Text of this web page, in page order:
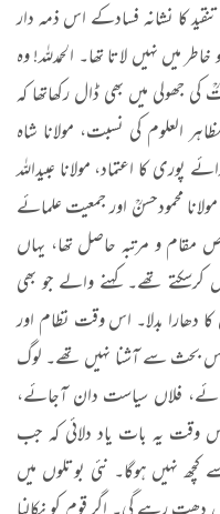
کا نشانہ فسادکے اس ذمہ دار
میں نہیں لاتا تھا۔ الحمدللہ! وہ
جھولی میں بھی ڈال رکھاتھا کہ
العلوم کی نسبت، مولانا شاہ
پوری کا اعتماد، مولانا عبیداللہ
محمودحسنؒ اور جمعیت علمائے
و مرتبہ حاصل تھا، یہاں
تھے۔ کہنے والے جو بھی
دھارا بدلا۔ اس وقت نظام اور
بحث سے آشنا نہیں تھے۔ لوگ
فلاں سیاست دان آجائے،
یہ بات یاد دلائی کہ جب
نہیں ہوگا۔ نئی بوتلوں میں